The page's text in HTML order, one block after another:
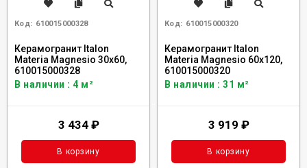
Код: 610015000328
Керамогранит Italon
Materia Magnesio 30x60,
610015000328
В наличии : 4 м²
3 434 ₽
В корзину
Код: 610015000320
Керамогранит Italon
Materia Magnesio 60x120,
610015000320
В наличии : 31 м²
3 919 ₽
В корзину